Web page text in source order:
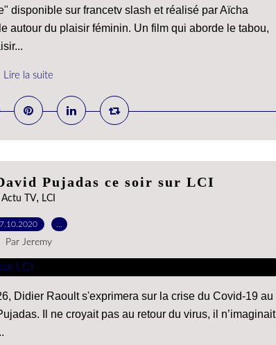
disponible sur francetv slash et réalisé par Aïcha
autour du plaisir féminin. Un film qui aborde le tabou,
Lire la suite
Pujadas ce soir sur LCI
Actu TV, LCI
Par Jeremy
Didier Raoult s'exprimera sur la crise du Covid-19 au
Il ne croyait pas au retour du virus, il n’imaginait